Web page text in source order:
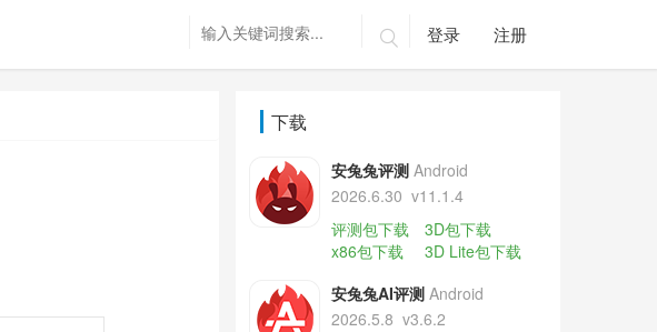
 登录 注册
下载
安兔兔评测 Android
2026.6.30 v11.1.4
评测包下载
3D包下载
x86包下载
3D Lite包下载
安兔兔AI评测 Android
2026.5.8 v3.6.2